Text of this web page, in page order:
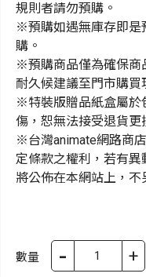
規則者請勿預購。
※預購如遇無庫存即是
購。
※預購商品僅為確保商
耐久候建議至門市購
※特裝版贈品紙盒屬於
傷，恕無法接受退貨
※台灣animate網路商
定條款之權利，若有
將公佈在本網站上，不
數量 - +